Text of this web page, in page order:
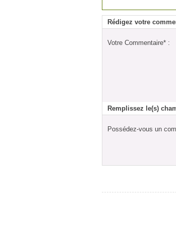
Rédigez votre
Votre Commentaire* :
Remplissez le(s)
Possédez-vous un